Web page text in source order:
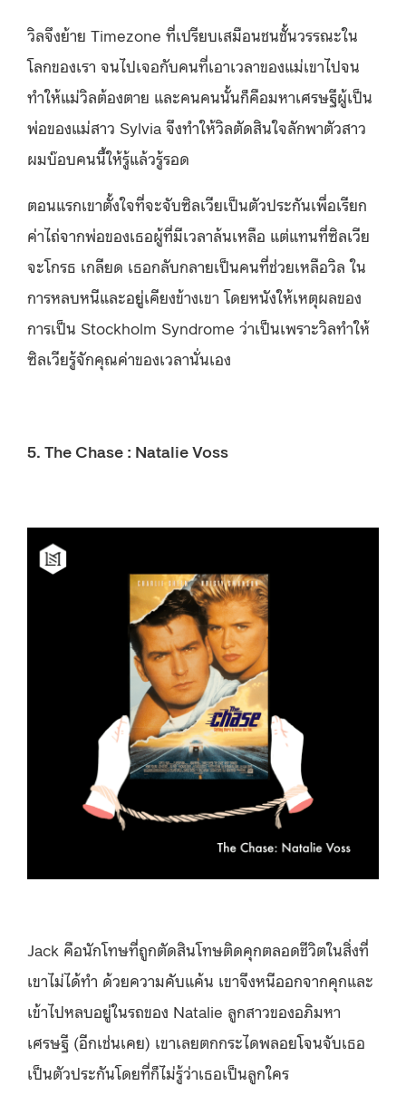
วิลจึงย้าย Timezone ที่เปรียบเสมือนชนชั้นวรรณะใน
โลกของเรา จนไปเจอกับคนที่เอาเวลาของแม่เขาไปจน
ทำให้แม่วิลต้องตาย และคนคนนั้นก็คือมหาเศรษฐีผู้เป็น
พ่อของแม่สาว Sylvia จึงทำให้วิลตัดสินใจลักพาตัวสาว
ผมบ๊อบคนนี้ให้รู้แล้วรู้รอด
ตอนแรกเขาตั้งใจที่จะจับซิลเวียเป็นตัวประกันเพื่อเรียก
ค่าไถ่จากพ่อของเธอผู้ที่มีเวลาล้นเหลือ แต่แทนที่ซิลเวีย
จะโกรธ เกลียด เธอกลับกลายเป็นคนที่ช่วยเหลือวิล ใน
การหลบหนีและอยู่เคียงข้างเขา โดยหนังให้เหตุผลของ
การเป็น Stockholm Syndrome ว่าเป็นเพราะวิลทำให้
ซิลเวียรู้จักคุณค่าของเวลานั่นเอง
5. The Chase : Natalie Voss
Jack คือนักโทษที่ถูกตัดสินโทษติดคุกตลอดชีวิตในสิ่งที่
เขาไม่ได้ทำ ด้วยความคับแค้น เขาจึงหนีออกจากคุกและ
เข้าไปหลบอยู่ในรถของ Natalie ลูกสาวของอภิมหา
เศรษฐี (อีกเช่นเคย) เขาเลยตกกระไดพลอยโจนจับเธอ
เป็นตัวประกันโดยที่ก็ไม่รู้ว่าเธอเป็นลูกใคร